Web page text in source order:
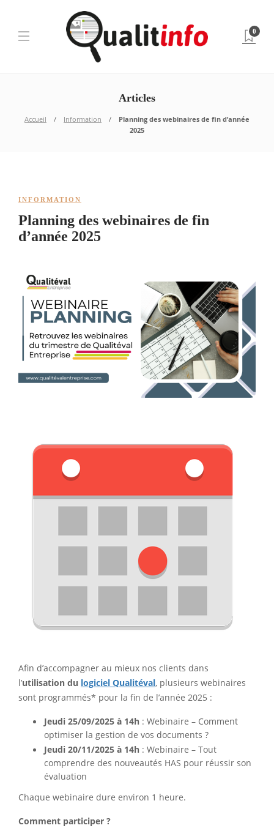
0
Articles
Accueil Information
Planning des webinaires de fin d’année
2025
INFORMATION
Planning des webinaires de fin
d’année 2025
Afin d’accompagner au mieux nos clients dans
l’utilisation du logiciel Qualitéval, plusieurs webinaires
sont programmés* pour la fin de l’année 2025 :
Jeudi 25/09/2025 à 14h : Webinaire – Comment
optimiser la gestion de vos documents ?
Jeudi 20/11/2025 à 14h : Webinaire – Tout
comprendre des nouveautés HAS pour réussir son
évaluation
Chaque webinaire dure environ 1 heure.
Comment participer ?